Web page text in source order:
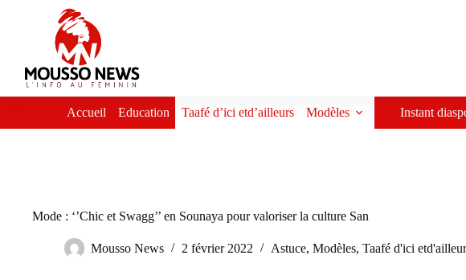
Accueil Education Taafé d’ici etd’ailleurs Modèles Instant
Mode : ‘’Chic et Swagg’’ en Sounaya pour valoriser la culture San
Mousso News 2 février 2022 Astuce, Modèles, Taafé d'ici